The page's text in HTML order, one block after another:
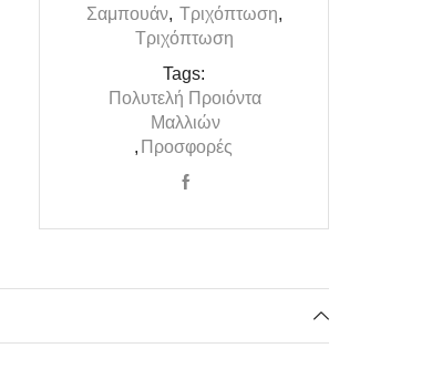
Σαμπουάν, Τριχόπτωση,
Τριχόπτωση
Tags:
Πολυτελή Προιόντα
Μαλλιών
, Προσφορές